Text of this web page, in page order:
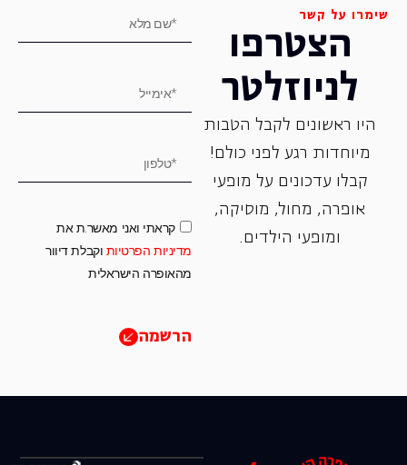
שימרו על קשר
הצטרפו
לניוזלטר
היו ראשונים לקבל הטבות
מיוחדות רגע לפני כולם!
קבלו עדכונים על מופעי
אופרה, ‏מחול, ‏מוסיקה,
ומופעי הילדים.
קראתי ואני מאשר.ת את
מדיניות הפרטיות וקבלת דיוור
מהאופרה הישראלית
הרשמה